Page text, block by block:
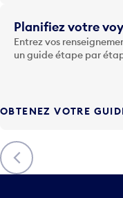
t
o
u
F
è
c
h
Précédent
Planifiez votre
Entrez vos
un guide étape par
OBTENEZ VOTRE